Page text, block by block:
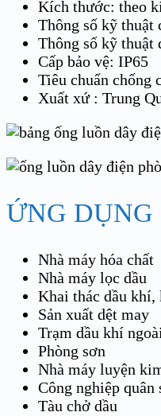
Kích thước: theo
Thông số kỹ thuật
Thông số kỹ thuật
Cấp bảo vệ: IP65
Tiêu chuẩn chống
Xuất xứ : Trung
ỨNG DỤNG
Nhà máy hóa chất
Nhà máy lọc dầu
Khai thác dầu
Sản xuất dệt may
Trạm dầu khí
Phòng sơn
Nhà máy luyện
Công nghiệp quân
Tàu chở dầu